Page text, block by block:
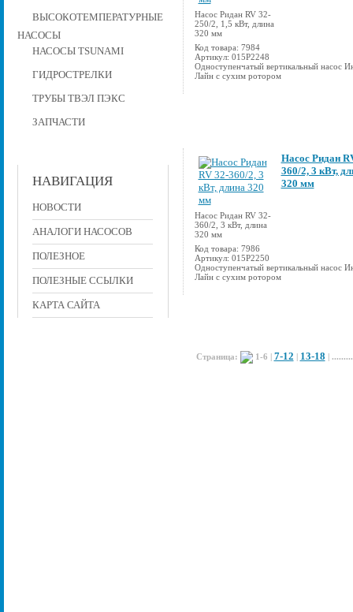
ВЫСОКОТЕМПЕРАТУРНЫЕ
НАСОСЫ
НАСОСЫ TSUNAMI
ГИДРОСТРЕЛКИ
ТРУБЫ ТВЭЛ ПЭКС
ЗАПЧАСТИ
НАВИГАЦИЯ
НОВОСТИ
АНАЛОГИ НАСОСОВ
ПОЛЕЗНОЕ
ПОЛЕЗНЫЕ ССЫЛКИ
КАРТА САЙТА
Насос Ридан RV 32-
250/2, 1,5 кВт, длина
320 мм
Код товара: 7984
Артикул: 015P2248
Одноступенчатый вертикальный насос
Лайн с сухим ротором
Насос Ридан RV 32-
360/2, 3 кВт, длина
320 мм
Насос Ридан
360/2, 3 кВт,
320 мм
Код товара: 7986
Артикул: 015P2250
Одноступенчатый вертикальный насос
Лайн с сухим ротором
Страница: 1-6 | 7-12 | 13-18 |